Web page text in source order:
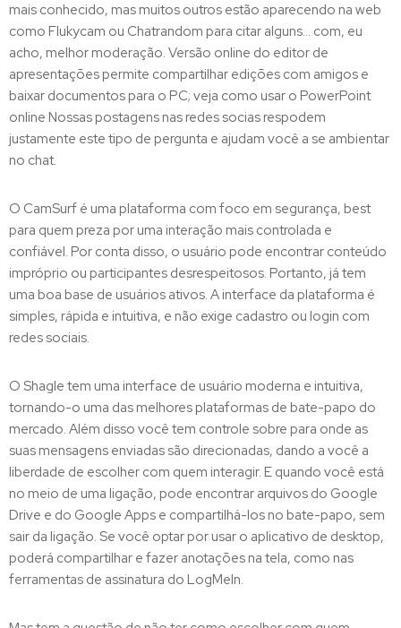
mais conhecido, mas muitos outros estão aparecendo na web
como Flukycam ou Chatrandom para citar alguns… com, eu
acho, melhor moderação. Versão online do editor de
apresentações permite compartilhar edições com amigos e
baixar documentos para o PC; veja como usar o PowerPoint
online Nossas postagens nas redes socias respodem
justamente este tipo de pergunta e ajudam você a se ambientar
no chat.
O CamSurf é uma plataforma com foco em segurança, best
para quem preza por uma interação mais controlada e
confiável. Por conta disso, o usuário pode encontrar conteúdo
impróprio ou participantes desrespeitosos. Portanto, já tem
uma boa base de usuários ativos. A interface da plataforma é
simples, rápida e intuitiva, e não exige cadastro ou login com
redes sociais.
O Shagle tem uma interface de usuário moderna e intuitiva,
tornando-o uma das melhores plataformas de bate-papo do
mercado. Além disso você tem controle sobre para onde as
suas mensagens enviadas são direcionadas, dando a você a
liberdade de escolher com quem interagir. E quando você está
no meio de uma ligação, pode encontrar arquivos do Google
Drive e do Google Apps e compartilhá-los no bate-papo, sem
sair da ligação. Se você optar por usar o aplicativo de desktop,
poderá compartilhar e fazer anotações na tela, como nas
ferramentas de assinatura do LogMeIn.